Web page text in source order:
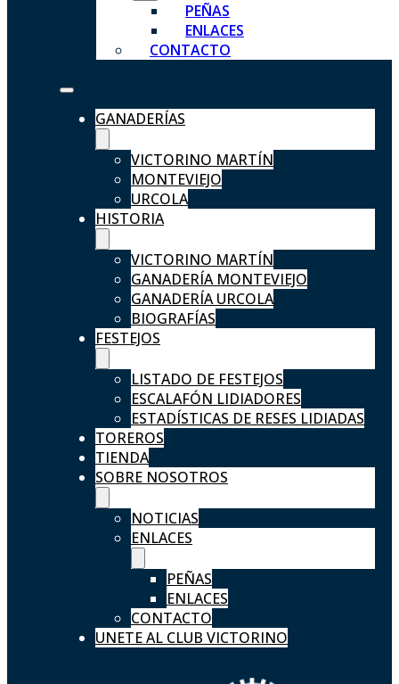
PEÑAS
ENLACES
CONTACTO
GANADERÍAS
VICTORINO MARTÍN
MONTEVIEJO
URCOLA
HISTORIA
VICTORINO MARTÍN
GANADERÍA MONTEVIEJO
GANADERÍA URCOLA
BIOGRAFÍAS
FESTEJOS
LISTADO DE FESTEJOS
ESCALAFÓN LIDIADORES
ESTADÍSTICAS DE RESES LIDIADAS
TOREROS
TIENDA
SOBRE NOSOTROS
NOTICIAS
ENLACES
PEÑAS
ENLACES
CONTACTO
UNETE AL CLUB VICTORINO